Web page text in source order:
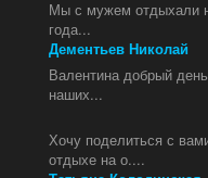
Мы с мужем отдыхали
года...
Дементьев Николай
Валентина добрый
наших...
Хочу поделиться с
отдыхе на о....